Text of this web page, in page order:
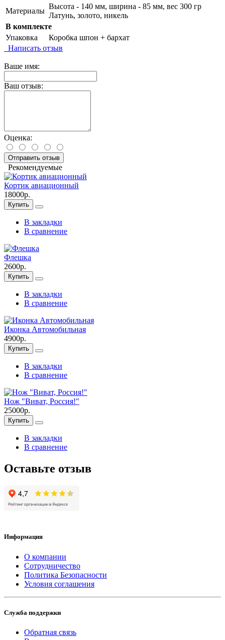
Материалы
Высота - 140 мм, ширина - 85 мм, вес 300 гр
Латунь, золото, никель
В комплекте
Упаковка
Коробка шпон + бархат
Написать отзыв
Ваше имя:
Ваш отзыв:
Оценка:
Отправить отзыв
Рекомендуемые
Кортик авиационный
18000р.
Купить
В закладки
В сравнение
Флешка
2600р.
Купить
В закладки
В сравнение
Иконка Автомобильная
4900р.
Купить
В закладки
В сравнение
Нож "Виват, Россия!"
25000р.
Купить
В закладки
В сравнение
Оставьте отзыв
Информация
О компании
Сотрудничество
Политика Безопасности
Условия соглашения
Служба поддержки
Обратная связь